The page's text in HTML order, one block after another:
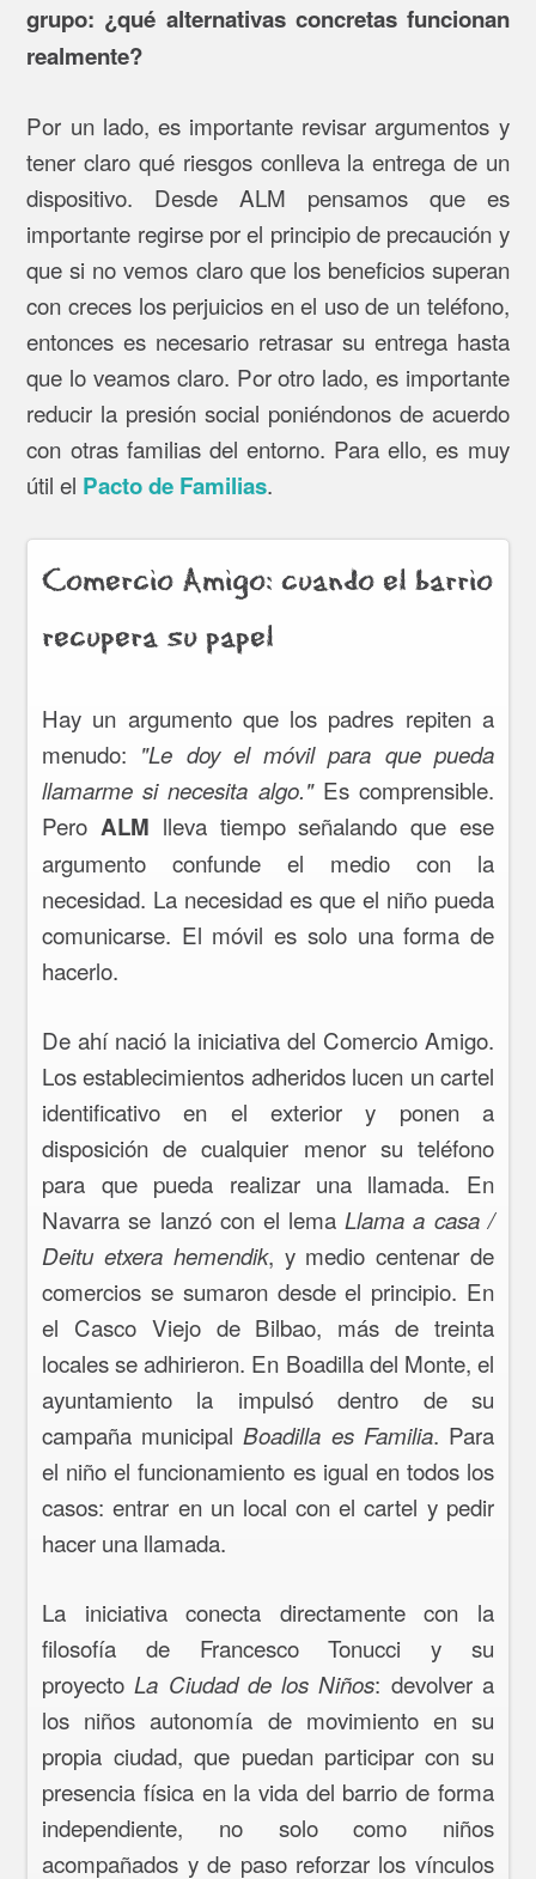
grupo: ¿qué alternativas concretas funcionan
realmente?
Por un lado, es importante revisar argumentos y
tener claro qué riesgos conlleva la entrega de un
dispositivo. Desde ALM pensamos que es
importante regirse por el principio de precaución y
que si no vemos claro que los beneficios superan
con creces los perjuicios en el uso de un teléfono,
entonces es necesario retrasar su entrega hasta
que lo veamos claro. Por otro lado, es importante
reducir la presión social poniéndonos de acuerdo
con otras familias del entorno. Para ello, es muy
útil el Pacto de Familias.
Comercio Amigo: cuando el barrio
recupera su papel
Hay un argumento que los padres repiten a
menudo: "Le doy el móvil para que pueda
llamarme si necesita algo."Es comprensible.
Pero ALM lleva tiempo señalando que ese
argumento confunde el medio con la
necesidad. La necesidad es que el niño pueda
comunicarse. El móvil es solo una forma de
hacerlo.
De ahí nació la iniciativa del Comercio Amigo.
Los establecimientos adheridos lucen un cartel
identificativo en el exterior y ponen a
disposición de cualquier menor su teléfono
para que pueda realizar una llamada. En
Navarra se lanzó con el lemaLlama a casa /
Deitu etxera hemendik, y medio centenar de
comercios se sumaron desde el principio. En
el Casco Viejo de Bilbao, más de treinta
locales se adhirieron. En Boadilla del Monte, el
ayuntamiento la impulsó dentro de su
campaña municipalBoadilla es Familia. Para
el niño el funcionamiento es igual en todos los
casos: entrar en un local con el cartel y pedir
hacer una llamada.
La iniciativa conecta directamente con la
filosofía de Francesco Tonucci y su
proyecto La Ciudad de los Niños: devolver a
los niños autonomía de movimiento en su
propia ciudad, que puedan participar con su
presencia física en la vida del barrio de forma
independiente, no solo como niños
acompañados y de paso reforzar los vínculos